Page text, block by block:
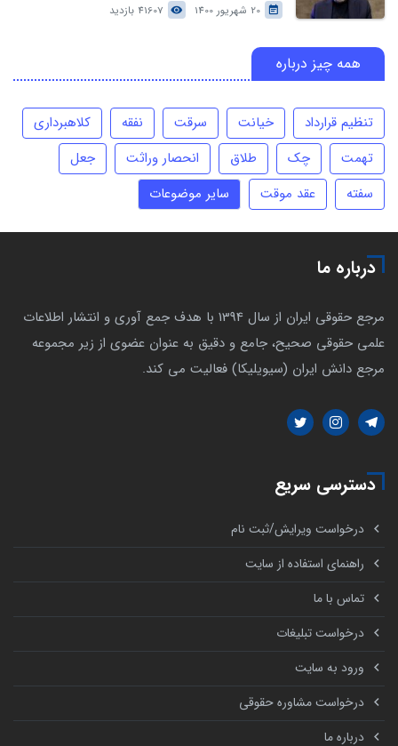
20 شهریور 1400 41607 بازدید
همه چیز درباره
تنظیم قرارداد خیانت سرقت نفقه
کلاهبرداری
تهمت
چک طلاق انحصار وراثت
جعل
سفته
عقد موقت سایر موضوعات
درباره ما
مرجع حقوقی ایران از سال 1394 با هدف جمع آوری و انتشار اطلاعات
علمی حقوقی صحیح، جامع و دقیق به عنوان عضوی از زیر مجموعه
مرجع دانش ایران (سیویلیکا) فعالیت می کند.
دسترسی سریع
درخواست ویرایش/ثبت نام
راهنمای استفاده از سایت
تماس با ما
درخواست تبلیغات
ورود به سایت
درخواست مشاوره حقوقی
درباره ما